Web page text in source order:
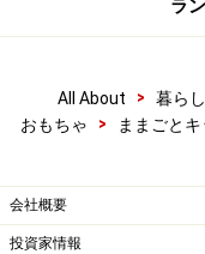
ラ
All About > 暮らし
おもちゃ
> ままごと
会社概要
投資家情報